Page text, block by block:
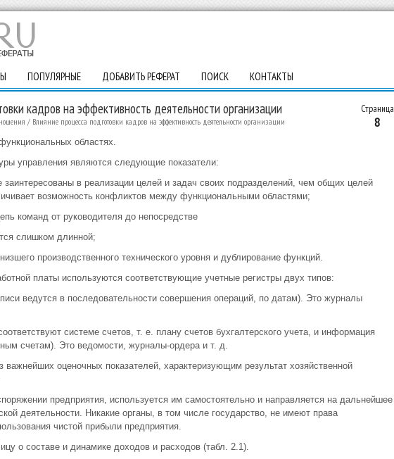
ПОПУЛЯРНЫЕ ДОБАВИТЬ РЕФЕРАТ ПОИСК КОНТАКТЫ
Страница
8
кадров на эффективность деятельности организации
/ Влияние процесса подготовки кадров на эффективность деятельности организации
областях.
управления являются следующие показатели:
в реализации целей и задач своих подразделений, чем общих целей
возможность конфликтов между функциональными областями;
команд от руководителя до непосредстве
слишком длинной;
производственного технического уровня и дублирование функций.
платы используются соответствующие учетные регистры двух типов:
ведутся в последовательности совершения операций, по датам). Это журналы
системе счетов, т. е. плану счетов бухгалтерского учета, и информация
счетам). Это ведомости, журналы-ордера и т. д.
оценочных показателей, характеризующим результат хозяйственной
предприятия, используется им самостоятельно и направляется на дальнейшее
деятельности. Никакие органы, в том числе государство, не имеют права
чистой прибыли предприятия.
о составе и динамике доходов и расходов (табл. 2.1).